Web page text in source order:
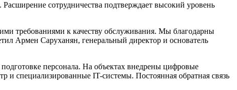
сотрудничества подтверждает высокий уровень
требованиями к качеству обслуживания. Мы благодарны
Армен Саруханян, генеральный директор и основатель
персонала. На объектах внедрены цифровые
и специализированные IT-системы. Постоянная обратная связь